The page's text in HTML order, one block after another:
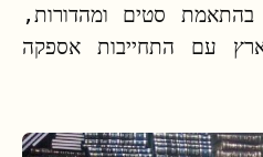
בהתאמת סטים ומהדורות,
עם התחייבות אספקה